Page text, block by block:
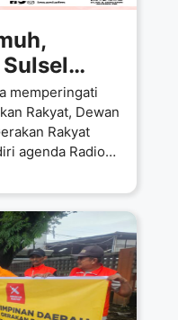
memperingati
Rakyat, Dewan
Rakyat
agenda Radio